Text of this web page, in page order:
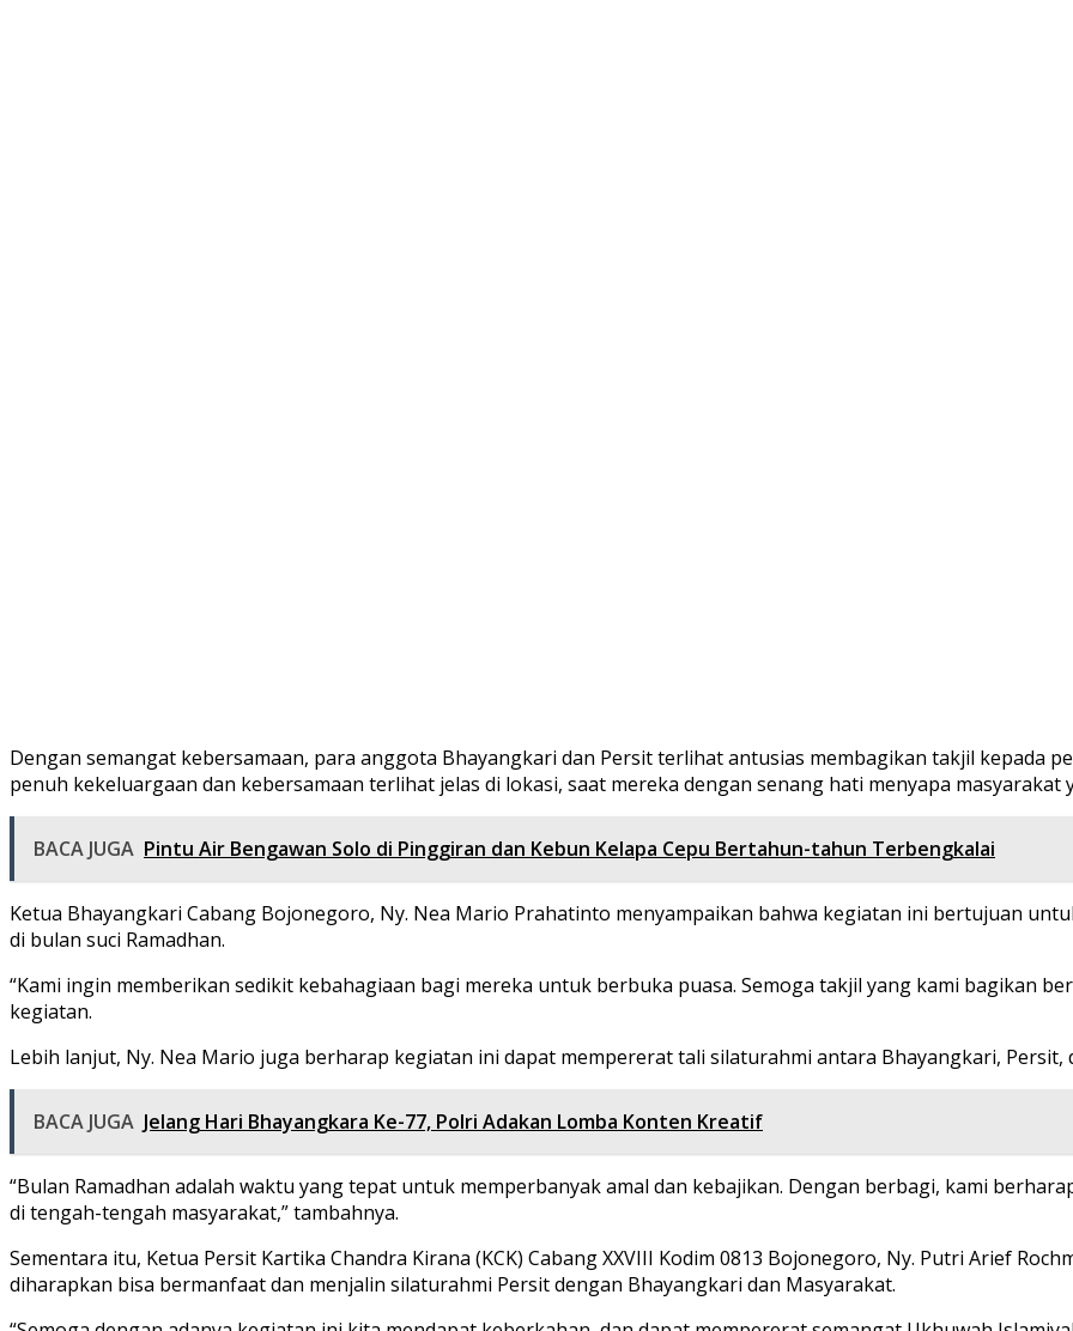
Dengan semangat kebersamaan, para anggota Bhayangkari dan Persit terlihat antusias membagikan takjil kepada
penuh kekeluargaan dan kebersamaan terlihat jelas di lokasi, saat mereka dengan senang hati menyapa
BACA JUGA Pintu Air Bengawan Solo di Pinggiran dan Kebun Kelapa Cepu Bertahun-tahun Terbengkalai
Ketua Bhayangkari Cabang Bojonegoro, Ny. Nea Mario Prahatinto menyampaikan bahwa kegiatan ini bertujuan
di bulan suci Ramadhan.
“Kami ingin memberikan sedikit kebahagiaan bagi mereka untuk berbuka puasa. Semoga takjil yang kami bagikan
kegiatan.
Lebih lanjut, Ny. Nea Mario juga berharap kegiatan ini dapat mempererat tali silaturahmi antara Bhayangkari, Persit,
BACA JUGA Jelang Hari Bhayangkara Ke-77, Polri Adakan Lomba Konten Kreatif
“Bulan Ramadhan adalah waktu yang tepat untuk memperbanyak amal dan kebajikan. Dengan berbagi, kami
di tengah-tengah masyarakat,” tambahnya.
Sementara itu, Ketua Persit Kartika Chandra Kirana (KCK) Cabang XXVIII Kodim 0813 Bojonegoro, Ny. Putri Arief
diharapkan bisa bermanfaat dan menjalin silaturahmi Persit dengan Bhayangkari dan Masyarakat.